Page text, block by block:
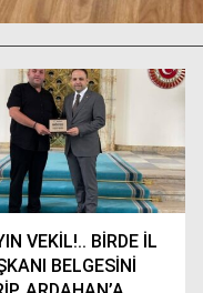
VEKİL!.. BİRDE İL
BELGESİNİ